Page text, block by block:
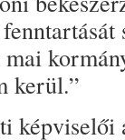
kerül.”
képviselői